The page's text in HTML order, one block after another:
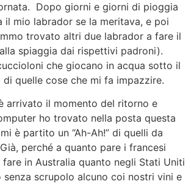
Dopo giorni e giorni di pioggia
il mio labrador se la meritava, e poi
trovato altri due labrador a fare il
spiaggia dai rispettivi padroni).
che giocano in acqua sotto il
quelle cose che mi fa impazzire.
arrivato il momento del ritorno e
ho trovato nella posta questa
è partito un “Ah-Ah!” di quelli da
perché a quanto pare i francesi
in Australia quanto negli Stati Uniti
senza scrupolo alcuno coi nostri vini e